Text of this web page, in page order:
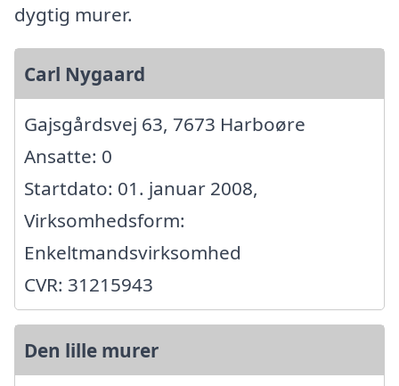
dygtig murer.
Carl Nygaard
Gajsgårdsvej 63, 7673 Harboøre
Ansatte: 0
Startdato: 01. januar 2008,
Virksomhedsform:
Enkeltmandsvirksomhed
CVR: 31215943
Den lille murer